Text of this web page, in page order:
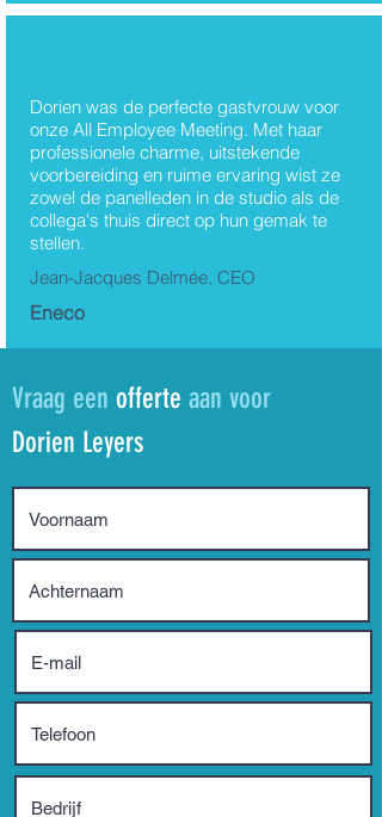
Dorien was de perfecte gastvrouw voor
onze All Employee Meeting. Met haar
professionele charme, uitstekende
voorbereiding en ruime ervaring wist ze
zowel de panelleden in de studio als de
collega's thuis direct op hun gemak te
stellen.
Jean-Jacques Delmée, CEO
Eneco
Vraag een offerte aan voor
Dorien Leyers